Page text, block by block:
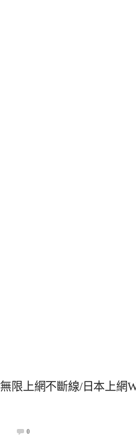
限上網不斷線/日本上網
0